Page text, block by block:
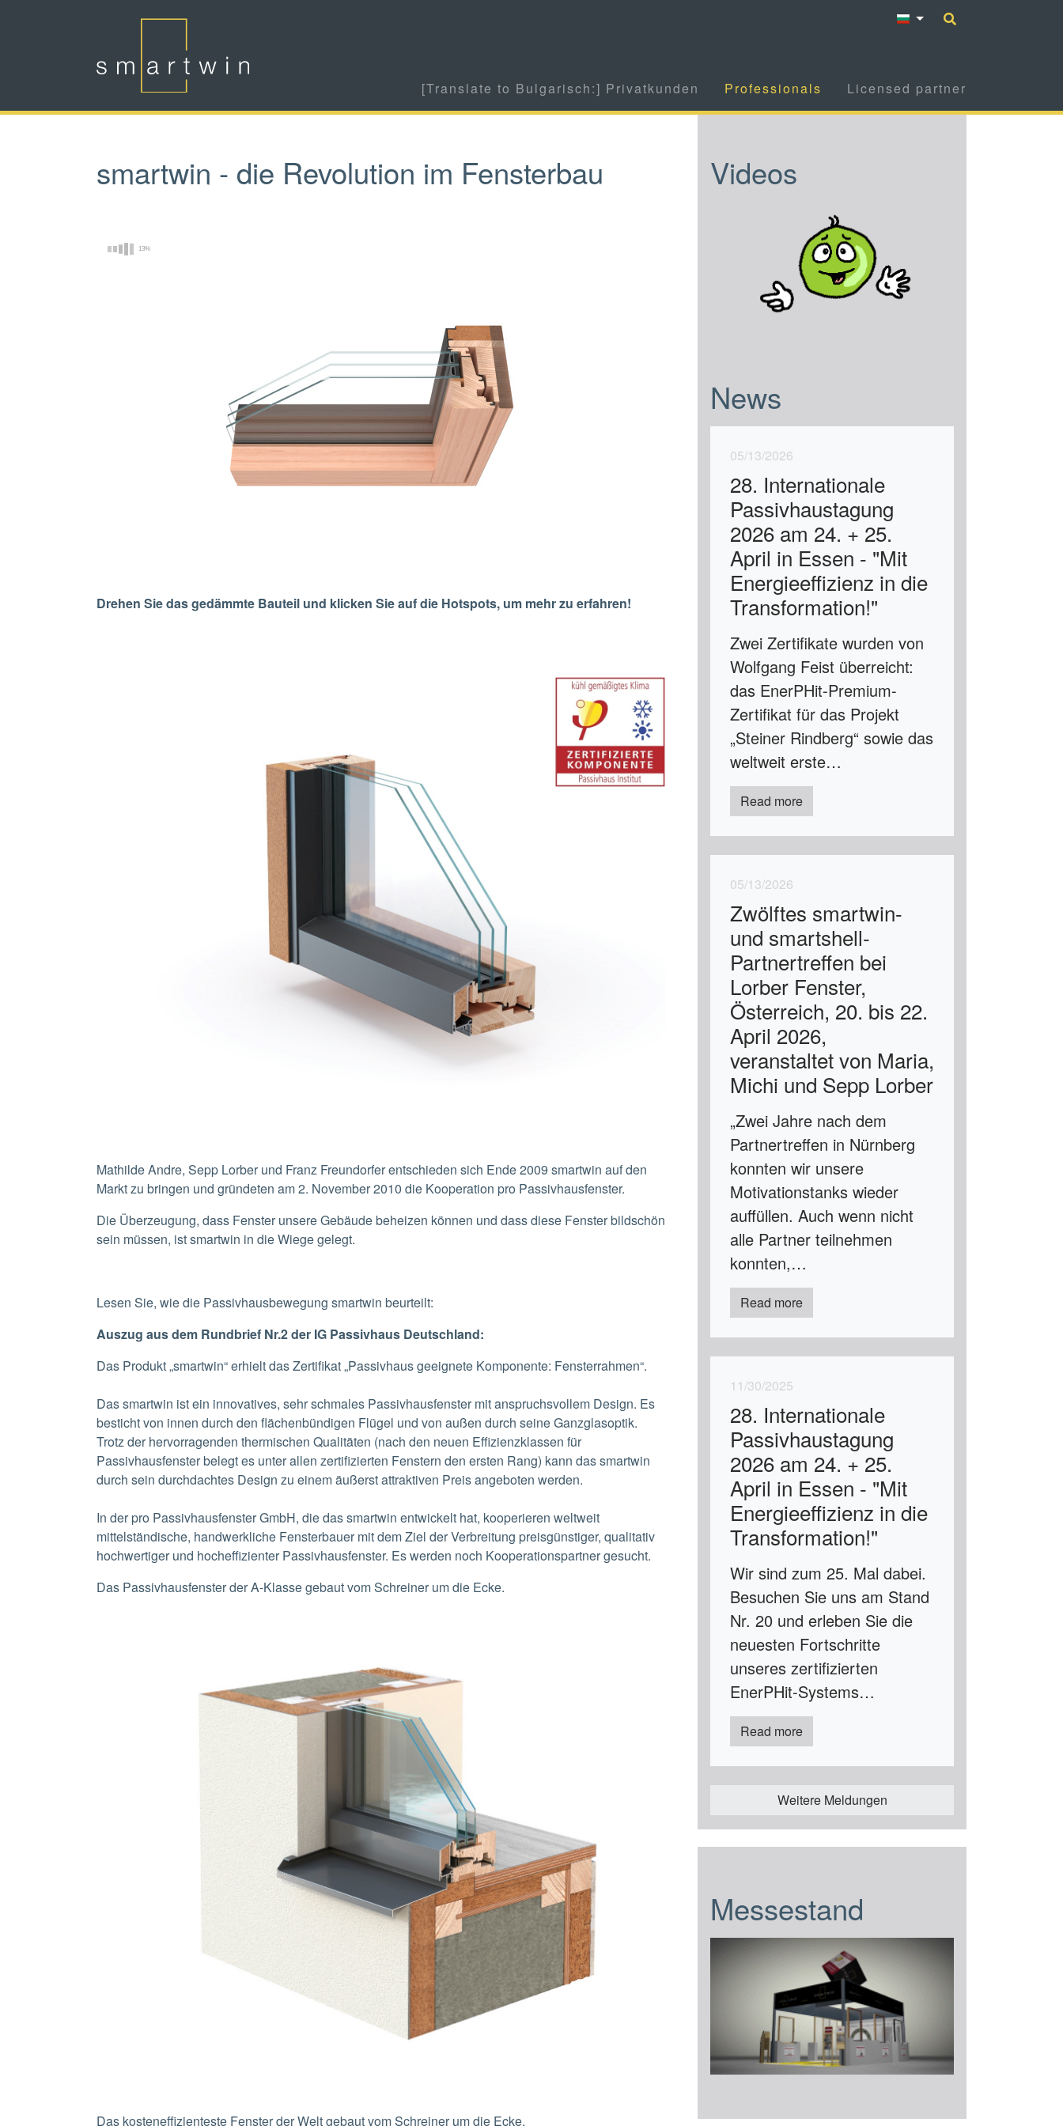
Skip to main content
[Translate to Bulgarisch:] Privatkunden Professionals Licensed partner
smartwin - die Revolution im Fensterbau
Drehen Sie das gedämmte Bauteil und klicken Sie auf die Hotspots, um mehr zu erfahren!
Mathilde Andre, Sepp Lorber und Franz Freundorfer entschieden sich Ende 2009 smartwin auf den
Markt zu bringen und gründeten am 2. November 2010 die Kooperation pro Passivhausfenster.
Die Überzeugung, dass Fenster unsere Gebäude beheizen können und dass diese Fenster bildschön
sein müssen, ist smartwin in die Wiege gelegt.
Lesen Sie, wie die Passivhausbewegung smartwin beurteilt:
Auszug aus dem Rundbrief Nr.2 der IG Passivhaus Deutschland:
Das Produkt „smartwin“ erhielt das Zertifikat „Passivhaus geeignete Komponente: Fensterrahmen“.
Das smartwin ist ein innovatives, sehr schmales Passivhausfenster mit anspruchsvollem Design. Es
besticht von innen durch den flächenbündigen Flügel und von außen durch seine Ganzglasoptik.
Trotz der hervorragenden thermischen Qualitäten (nach den neuen Effizienzklassen für
Passivhausfenster belegt es unter allen zertifizierten Fenstern den ersten Rang) kann das smartwin
durch sein durchdachtes Design zu einem äußerst attraktiven Preis angeboten werden.
In der pro Passivhausfenster GmbH, die das smartwin entwickelt hat, kooperieren weltweit
mittelständische, handwerkliche Fensterbauer mit dem Ziel der Verbreitung preisgünstiger, qualitativ
hochwertiger und hocheffizienter Passivhausfenster. Es werden noch Kooperationspartner gesucht.
Das Passivhausfenster der A-Klasse gebaut vom Schreiner um die Ecke.
Das kosteneffizienteste Fenster der Welt gebaut vom Schreiner um die Ecke.
Videos
News
05/13/2026
28. Internationale
Passivhaustagung
2026 am 24. + 25.
April in Essen - "Mit
Energieeffizienz in die
Transformation!"
Zwei Zertifikate wurden von
Wolfgang Feist überreicht:
das EnerPHit-Premium-
Zertifikat für das Projekt
„Steiner Rindberg“ sowie das
weltweit erste…
Read more
05/13/2026
Zwölftes smartwin-
und smartshell-
Partnertreffen bei
Lorber Fenster,
Österreich, 20. bis 22.
April 2026,
veranstaltet von Maria,
Michi und Sepp Lorber
„Zwei Jahre nach dem
Partnertreffen in Nürnberg
konnten wir unsere
Motivationstanks wieder
auffüllen. Auch wenn nicht
alle Partner teilnehmen
konnten,…
Read more
11/30/2025
28. Internationale
Passivhaustagung
2026 am 24. + 25.
April in Essen - "Mit
Energieeffizienz in die
Transformation!"
Wir sind zum 25. Mal dabei.
Besuchen Sie uns am Stand
Nr. 20 und erleben Sie die
neuesten Fortschritte
unseres zertifizierten
EnerPHit-Systems…
Read more
Weitere Meldungen
Messestand